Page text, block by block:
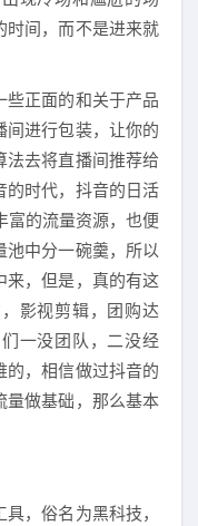
时间，而不是进来就
些正面的和关于产品
间进行包装，让你的
法去将直播间推荐给
的时代，抖音的日活
富的流量资源，也便
中分一碗羹，所以
来，但是，真的有这
影视剪辑，团购达
一没团队，二没经
，相信做过抖音的
量做基础，那么基本
，俗名为黑科技，